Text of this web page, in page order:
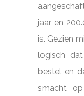
jaar en
is. Gezien
logisch
bestel en
smacht